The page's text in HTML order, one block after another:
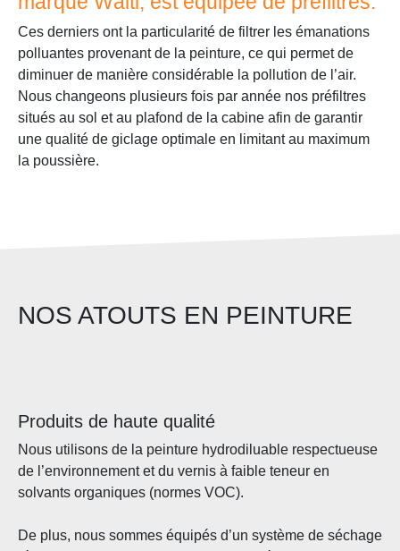
Ces derniers ont la particularité de filtrer les émanations
polluantes provenant de la peinture, ce qui permet de
diminuer de manière considérable la pollution de l’air.
Nous changeons plusieurs fois par année nos préfiltres
situés au sol et au plafond de la cabine afin de garantir
une qualité de giclage optimale en limitant au maximum
la poussière.
NOS ATOUTS EN PEINTURE
Produits de haute qualité
Nous utilisons de la peinture hydrodiluable respectueuse
de l’environnement et du vernis à faible teneur en
solvants organiques (normes VOC).
De plus, nous sommes équipés d’un système de séchage